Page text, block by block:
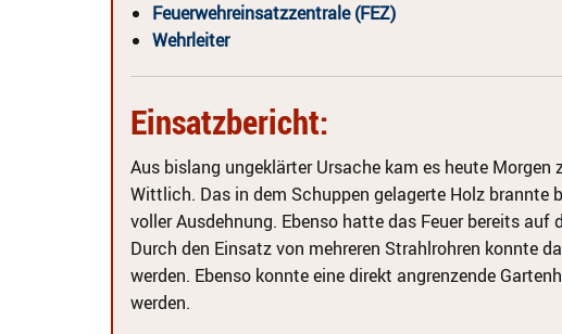
Feuerwehreinsatzzentrale (FEZ)
Wehrleiter
Einsatzbericht:
Aus bislang ungeklärter Ursache kam es heute Morgen
Wittlich. Das in dem Schuppen gelagerte Holz brannte
voller Ausdehnung. Ebenso hatte das Feuer bereits
Durch den Einsatz von mehreren Strahlrohren konnte
werden. Ebenso konnte eine direkt angrenzende
werden.